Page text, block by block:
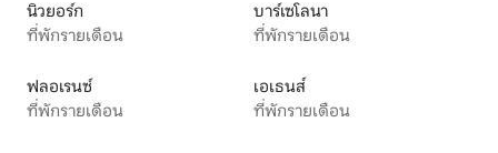
นิวยอร์ก
ที่พักรายเดือน
บาร์เซโลนา
ที่พักรายเดือน
ฟลอเรนซ์
ที่พักรายเดือน
เอเธนส์
ที่พักรายเดือน